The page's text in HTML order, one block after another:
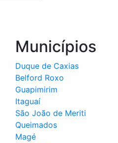
Municípios
Duque de Caxias
Belford Roxo
Guapimirim
Itaguaí
São João de Meriti
Queimados
Magé